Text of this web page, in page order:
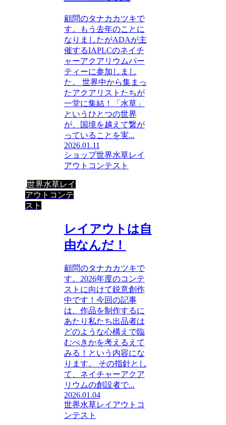
顧問のタナカカツキで
す。もう去年のことに
なりましたがADAが主
催するIAPLCのネイチ
ャーアクアリウムパー
ティーに参加しまし
た。 世界中から集まっ
たアクアリストたちが
一堂に集結！「水草」
というひとつの世界
が、国境を越えて繋が
っていることを実...
2026.01.11
ショップ世界水草レイ
アウトコンテスト
世界水草レイ
アウトコンテ
スト
レイアウトは自
由なんだ！
顧問のタナカカツキで
す。2026年度のコンテ
ストに向けて鋭意創作
中です！今回の記事
は、作品を制作するに
あたり私たち出品者は
どのような心構えで臨
むべきかを考えるえて
みる！という内容にな
ります。 その指針とし
て、ネイチャーアクア
リウムの創設者で...
2026.01.04
世界水草レイアウトコ
ンテスト